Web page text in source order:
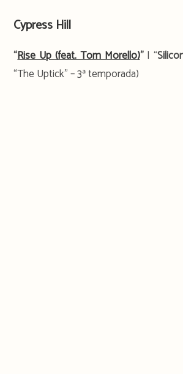
Cypress Hill
“Rise Up (feat. Tom Morello)”| “
“The Uptick”– 3ª temporada)